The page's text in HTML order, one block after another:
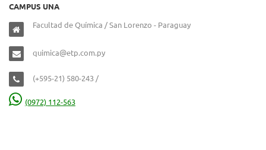
CAMPUS UNA
Facultad de Química / San Lorenzo - Paraguay
quimica@etp.com.py
(+595-21) 580-243 /
(0972) 112-563